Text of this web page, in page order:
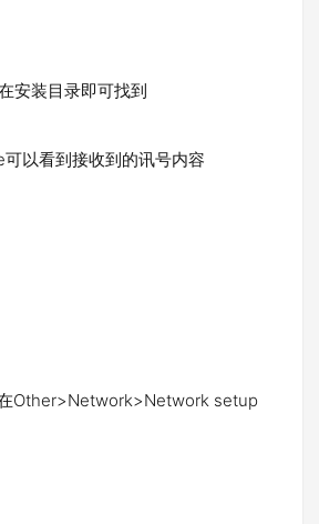
安装目录即可找到
以看到接收到的讯号内容
Other>Network>Network setup